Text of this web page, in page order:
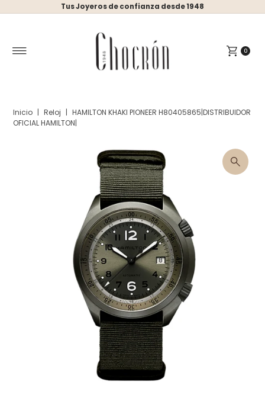
Ir directamente al contenido
Tus Joyeros de confianza desde 1948
0
Inicio | Reloj | HAMILTON KHAKI PIONEER H80405865|DISTRIBUIDOR
OFICIAL HAMILTON|